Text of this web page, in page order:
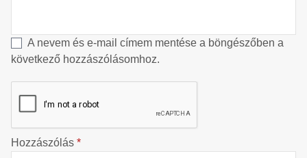
A nevem és e-mail címem mentése a böngészőben a
következő hozzászólásomhoz.
Hozzászólás *